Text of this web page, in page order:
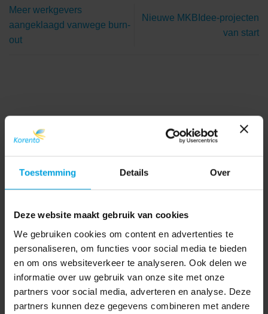
Toestemming Details Over
Deze website maakt gebruik van cookies
We gebruiken cookies om content en advertenties te
personaliseren, om functies voor social media te bieden
en om ons websiteverkeer te analyseren. Ook delen we
informatie over uw gebruik van onze site met onze
partners voor social media, adverteren en analyse. Deze
partners kunnen deze gegevens combineren met andere
Meer werkgevers
aangeklaagd vanwege burn-
out
Nieuwe MKBIdee-projecten
van start